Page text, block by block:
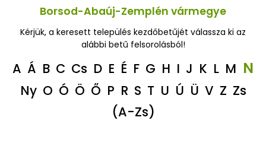
Borsod-Abaúj-Zemplén vármegye
Kérjük, a keresett település kezdőbetűjét válassza ki az
alábbi betű felsorolásból!
A Á B C Cs D E É F G H I J K L M N
Ny O Ó Ö Ő P R S T U Ú Ü V Z Zs
(A-Zs)